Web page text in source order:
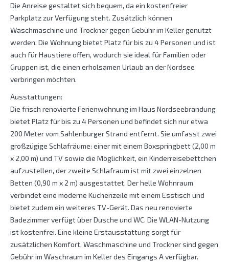
Die Anreise gestaltet sich bequem, da ein kostenfreier
Parkplatz zur Verfügung steht. Zusätzlich können
Waschmaschine und Trockner gegen Gebühr im Keller genutzt
werden. Die Wohnung bietet Platz für bis zu 4 Personen und ist
auch für Haustiere offen, wodurch sie ideal für Familien oder
Gruppen ist, die einen erholsamen Urlaub an der Nordsee
verbringen möchten.
Ausstattungen:
Die frisch renovierte Ferienwohnung im Haus Nordseebrandung
bietet Platz für bis zu 4 Personen und befindet sich nur etwa
200 Meter vom Sahlenburger Strand entfernt. Sie umfasst zwei
großzügige Schlafräume: einer mit einem Boxspringbett (2,00 m
x 2,00 m) und TV sowie die Möglichkeit, ein Kinderreisebettchen
aufzustellen, der zweite Schlafraum ist mit zwei einzelnen
Betten (0,90 m x 2 m) ausgestattet. Der helle Wohnraum
verbindet eine moderne Küchenzeile mit einem Esstisch und
bietet zudem ein weiteres TV-Gerät. Das neu renovierte
Badezimmer verfügt über Dusche und WC. Die WLAN-Nutzung
ist kostenfrei. Eine kleine Erstausstattung sorgt für
zusätzlichen Komfort. Waschmaschine und Trockner sind gegen
Gebühr im Waschraum im Keller des Eingangs A verfügbar.